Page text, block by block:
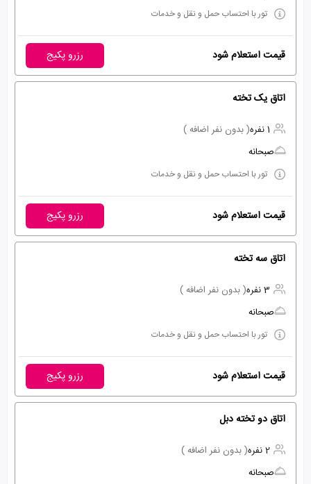
تور با احتساب حمل و نقل و خدمات
قیمت استعلام شود رزرو پکیج
اتاق یک تخته
1 نفره
( بدون نفر اضافه )
صبحانه
تور با احتساب حمل و نقل و خدمات
قیمت استعلام شود رزرو پکیج
اتاق سه تخته
3 نفره
( بدون نفر اضافه )
صبحانه
تور با احتساب حمل و نقل و خدمات
قیمت استعلام شود رزرو پکیج
اتاق دو تخته دبل
2 نفره
( بدون نفر اضافه )
صبحانه